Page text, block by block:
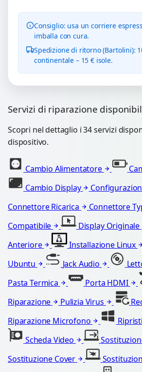
Consiglio: usa un corriere
imballa con cura.
Spedizione di ritorno (Bartolini):
continentale – 15 € isole.
Servizi di riparazione
Scopri nel dettaglio i 34 servizi
dispositivo.
Cambio Alimentatore
Cambio Display
Connettore Ricarica
Connettore
Compatibile
Display Originale
Anteriore
Installazione Linux
Ubuntu
Jack Audio
Pasta Termica
Porta HDMI
Riparazione
Pulizia Virus
Riparazione Microfono
Scheda Video
Sostituzione Cover